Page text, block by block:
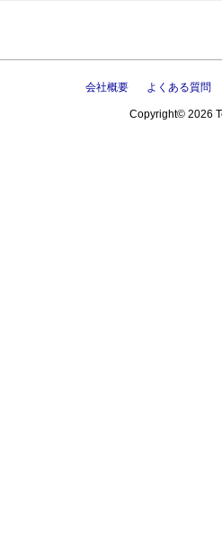
会社概要 よくある質問
Copyright© 2026